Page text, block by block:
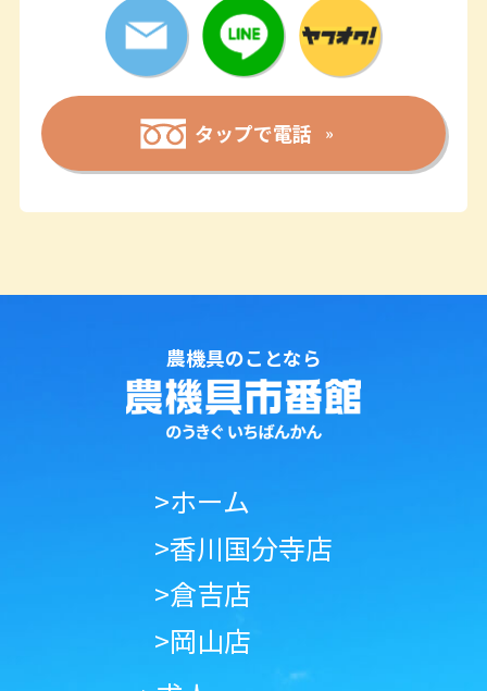
タップで電話
農機具のことなら
>ホーム
>香川国分寺店
>倉吉店
>岡山店